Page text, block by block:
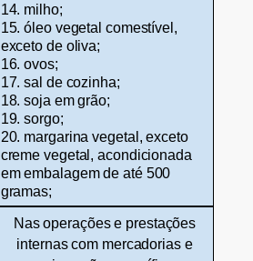
14. milho;
15. óleo vegetal comestível,
exceto de oliva;
16. ovos;
17. sal de cozinha;
18. soja em grão;
19. sorgo;
20. margarina vegetal, exceto
creme vegetal, acondicionada
em embalagem de até 500
gramas;
Nas operações e prestações
internas com mercadorias e